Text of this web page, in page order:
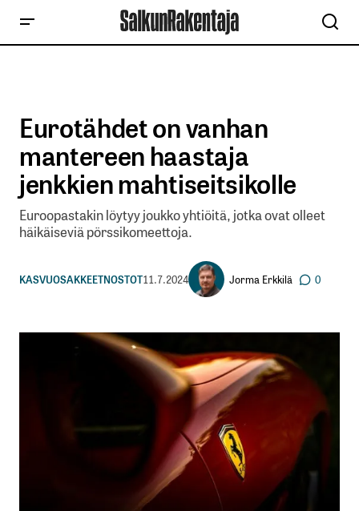
Eurotähdet on vanhan
mantereen haastaja
jenkkien mahtiseitsikolle
Euroopastakin löytyy joukko yhtiöitä, jotka ovat olleet
häikäiseviä pörssikomeettoja.
KASVUOSAKKEETNOSTOT11.7.2024 Jorma Erkkilä 0